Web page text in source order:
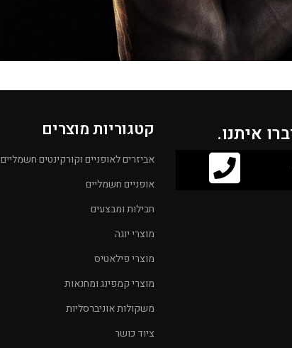
איתנו. קטגוריות מוצרים
אביזרים לאופניים וקורקינטים חשמליים
אופניים חשמליים
חבילות ומבצעים
מוצרי יוגה
מוצרי פילאטיס
מוצרי קמפינג ומחנאות
משקולות אוניברסליות
ציוד כושר